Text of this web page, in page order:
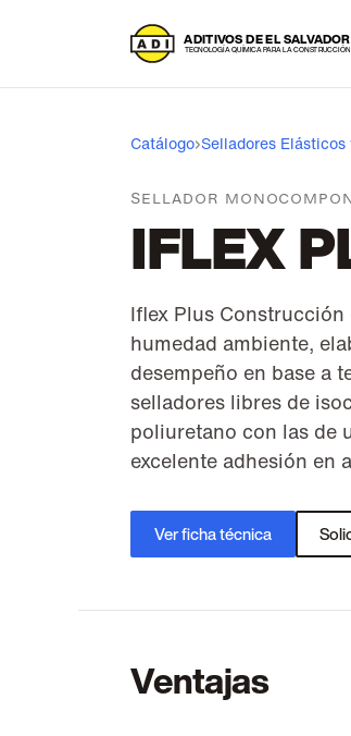
A DITIVOS DE EL SALVADOR
T ECNOLOGÍA QUÍMICA PARA LA CONSTRUCCIÓN
Catálogo›Selladores
SELLADOR
IFLEX
Iflex Plus
humedad ambiente,
desempeño en base a
selladores libres de
poliuretano con las de
excelente adhesión en
Ver ficha técnica
Ventajas